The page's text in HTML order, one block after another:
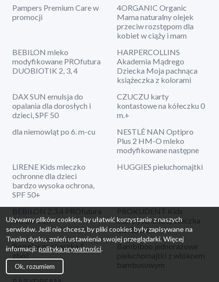
Pampers Premium Care w
promocji
4ORGANIC Organic
Mama naturalny olejek
przeciw rozstępom dla
kobiet w ciąży i mam
BEBILON mleko
modyfikowane PROfutura
DUOBIOTIK 2, 3, 4
HARPERCOLLINS
Akademia Mądrego
Dziecka Moja pachnąca
książeczka z kolorami
DAX SUN emulsja do
opalania dla dorosłych i
dzieci, SPF 50
CZUCZU karty
kontastowe na kółeczku 0
m.+
dla niemowląt po 6. m-cu
NESTLÉ NAN Optipro
Plus 2 HM-O mleko
modyfikowane następne
LIRENE Kids mleczko
ochronne dla dzieci
bardzo wysoka ochrona,
SPF 50+
HUGGIES pieluchomajtki
BEBILON 2,3,4 PROfutura
DUObiotik
PROKUDENT Kids
elektryczna szczoteczka
dla dzieci
Bezmleczna kaszka 5
zbóż
Bambiboo jednorazowe
pieluchomajtki z włóknem
bambusowym
Używamy plików cookies, by ułatwić korzystanie z naszych
serwisów. Jeśli nie chcesz, by pliki cookies były zapisywane na
Twoim dysku, zmień ustawienia swojej przeglądarki. Więcej
informacji:polityka prywatności.
Ok, rozumiem